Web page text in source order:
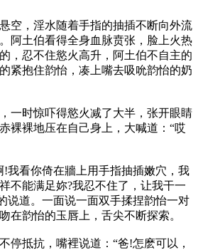
，淫水随着手指的抽插不断向外流
阿土伯看得全身血脉贲张，脸上火热
，忍不住慾火高升，阿土伯不自主的
紧抱住韵怡，凑上嘴去吸吮韵怡的奶
时惊吓得慾火减了大半，张开眼睛
裸裸地压在自己身上，大喊道：“哎
看你倚在牆上用手指抽插嫩穴，我
不能满足妳?我忍不住了，让我干一
说道。一面说一面双手揉捏韵怡一对
在韵怡的玉唇上，舌尖不断探索。
抵抗，嘴裡说道：“爸!怎麽可以，